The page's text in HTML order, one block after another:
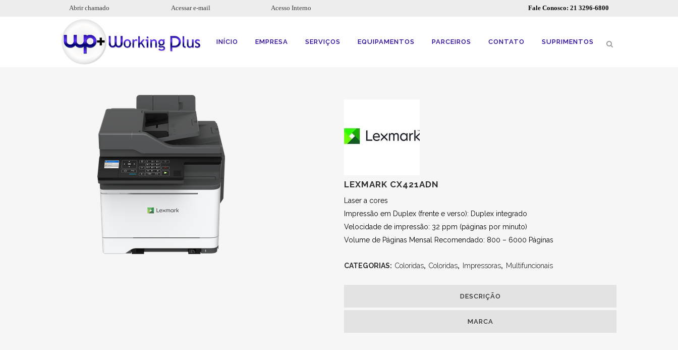
Abrir chamado Acessar e-mail Acesso Interno Fale Conosco: 21 3296-6800
INÍCIO EMPRESA SERVIÇOS EQUIPAMENTOS PARCEIROS CONTATO SUPRIMENTOS
LEXMARK CX421ADN
Laser a cores
Impressão em Duplex (frente e verso): Duplex integrado
Velocidade de impressão: 32 ppm (páginas por minuto)
Volume de Páginas Mensal Recomendado: 800 – 6000 Páginas
CATEGORIAS: Coloridas, Coloridas, Impressoras, Multifuncionais
DESCRIÇÃO
MARCA